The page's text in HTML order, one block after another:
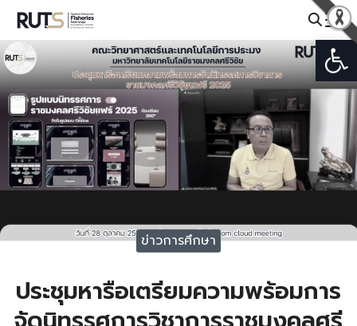
Skip
content
Search
for:
ข่าวการศึกษา
ประชุมหารือเตรียมความพร้อมการ